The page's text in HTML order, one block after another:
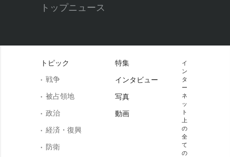
トップニュース
トピック
戦争
被占領地
政治
経済・復興
防衛
特集
インタビュー
写真
動画
イ
ン
タ
ー
ネ
ッ
ト
上
の
全
て
の